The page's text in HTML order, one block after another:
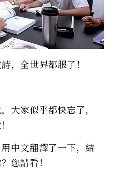
，全世界都服了！
大家似乎都快忘了，
中文翻譯了一下，結
您請看！